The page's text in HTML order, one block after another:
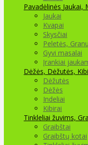
Pavadėlinės Jaukai,
Jaukai
Kvapai
Skysčiai
Peletės,
Gyvi masalai
Įrankiai
Dėžės, Dėžutės,
Dėžutės
Dėžės
Indeliai
Kibirai
Tinkleliai žuvims,
Graibštai
Graibštų kotai